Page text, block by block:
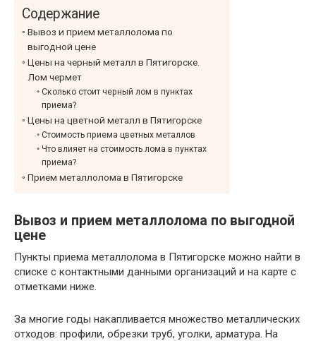
Содержание
Вывоз и прием металлолома по
выгодной цене
Цены на черный металл в Пятигорске.
Лом чермет
Сколько стоит черный лом в пунктах
приема?
Цены на цветной металл в Пятигорске
Стоимость приема цветных металлов
Что влияет на стоимость лома в пунктах
приема?
Прием металлолома в Пятигорске
Вывоз и прием металлолома по выгодной
цене
Пункты приема металлолома в Пятигорске можно найти в
списке с контактными данными организаций и на карте с
отметками ниже.
За многие годы накапливается множество металлических
отходов: профили, обрезки труб, уголки, арматура. На